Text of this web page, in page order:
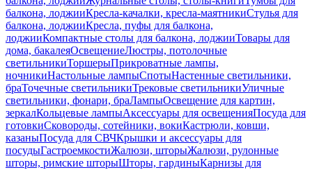
балкона, лоджииКресла-качалки, кресла-маятникиСтулья для
балкона, лоджииКресла, пуфы для балкона,
лоджииКомпактные столы для балкона, лоджииТовары для
дома, бакалеяОсвещениеЛюстры, потолочные
светильникиТоршерыПрикроватные лампы,
ночникиНастольные лампыСпотыНастенные светильники,
браТочечные светильникиТрековые светильникиУличные
светильники, фонари, браЛампыОсвещение для картин,
зеркалКольцевые лампыАксессуары для освещенияПосуда для
готовкиСковороды, сотейники, вокиКастрюли, ковши,
казаныПосуда для СВЧКрышки и аксессуары для
посудыГастроемкостиЖалюзи, шторыЖалюзи, рулонные
шторы, римские шторыШторы, гардиныКарнизы для